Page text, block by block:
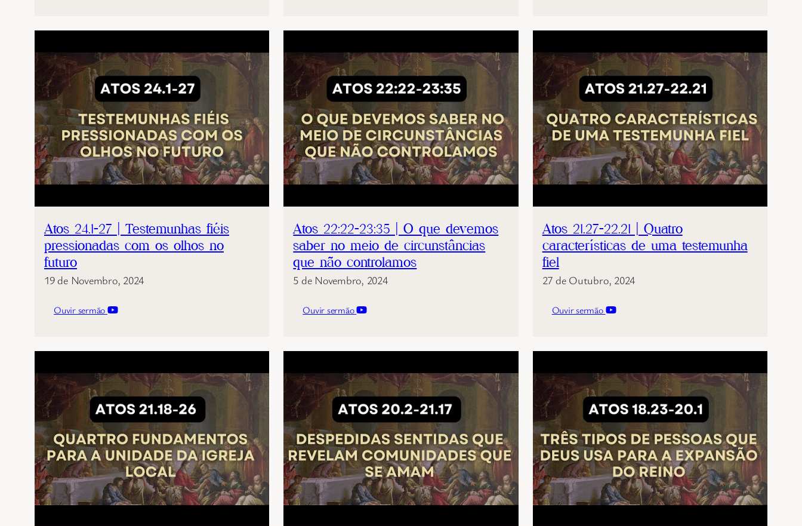
Atos 24.1-27 | Testemunhas fiéis
pressionadas com os olhos no
futuro
19 de Novembro, 2024
Ouvir sermão
Atos 22:22-23:35 | O que devemos
saber no meio de circunstâncias
que não controlamos
5 de Novembro, 2024
Ouvir sermão
Atos 21.27-22.21 | Quatro
características de uma testemunha
fiel
27 de Outubro, 2024
Ouvir sermão